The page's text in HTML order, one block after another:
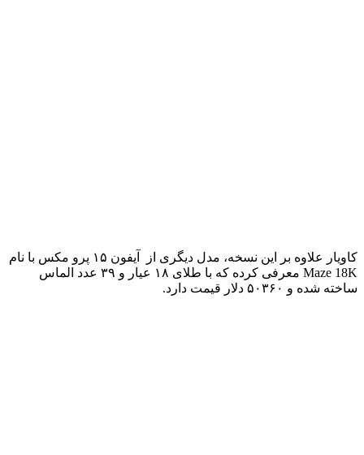
کاویار علاوه بر این نسخه‌، مدل دیگری از آیفون ۱۵ پرو مکس با نام
Maze 18K معرفی کرده که با طلای ۱۸ عیار و ۳۹ عدد الماس
ساخته شده و ۵۰۳۶۰ دلار قیمت دارد.